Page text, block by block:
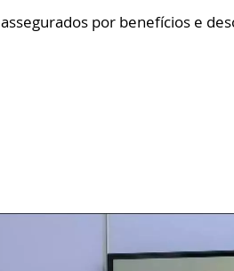
por benefícios e